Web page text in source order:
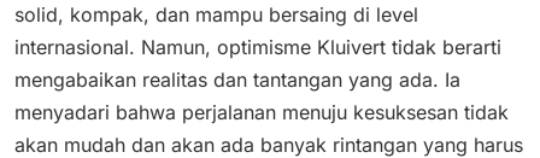
solid, kompak, dan mampu bersaing di level
internasional. Namun, optimisme Kluivert tidak berarti
mengabaikan realitas dan tantangan yang ada. Ia
menyadari bahwa perjalanan menuju kesuksesan tidak
akan mudah dan akan ada banyak rintangan yang harus